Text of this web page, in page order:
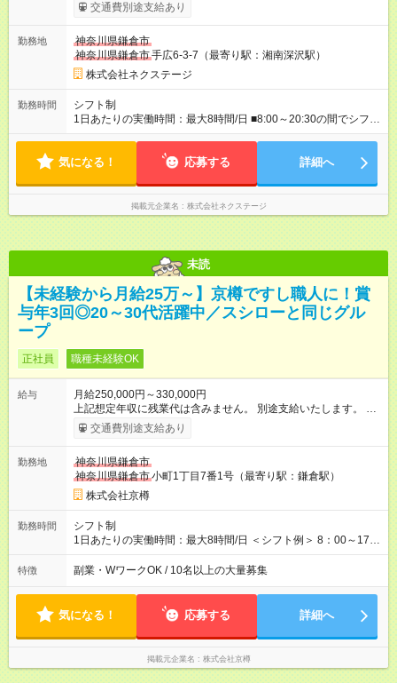
※スキル・能力等を考慮の上決定します。 ＼★ご希望の働き方
ーバル型（全国転勤あり） 月収32万円～64万4，000円 ※グロ
ーバル手当4万1，000円／月を含みます。 ■中域型（エリア内勤
務：県を跨ぐ転勤あり・転居は応相談） 月収29万円～60万7，
000円 ■地域限定型（転居を伴う転勤なし：通勤可能な範囲の
み） 月収270万～58万3，000円 【 昇給・賞与 】 ■昇給：年1
回 ■賞与：通常賞与/年4回＋チーム賞与/年2回（☆あなたの活躍
期間の長さ：3ヶ月 雇用形態、給与は本採用時と同じです。
交通費別途支給あり
勤務地
神奈川県鎌倉市
神奈川県鎌倉市手広6-3-7（最寄り駅：湘南深沢駅）
株式会社ネクステージ
勤務時間
シフト制
1日あたりの実働時間：最大8時間/日 ■8:00～20:30の間でシフト
制（実働8h／休憩60分） ※9:30～18:30（メイン時間帯）を軸
業が少なめなので、仕事終わりの趣味や家族と過ごす時間もた
気になる！ 応募する 詳細へ
掲載元企業名 株式会社ネクステージ
未読
【未経験から月給25万～】京樽ですし職人に！賞
与年3回◎20～30代活躍中／スシローと同じグル
ープ
正社員 職種未経験OK
給与
月給250,000円～330,000円
上記想定年収に残業代は含みません。 別途支給いたします。 各
種手当＋原則賞与年3回 ＜その他月収例＞ 560.8万円／（店長、
33万円+諸手当+賞与3回） 447.9万円／（副店長、27万円+諸手
です。 条件に変更はありません。 【試用期間】試用期間あり
試用期間の長さ：3ヶ月 雇用形態、給与は本採用時と同じです。
交通費別途支給あり
勤務地
神奈川県鎌倉市
神奈川県鎌倉市小町1丁目7番1号（最寄り駅：鎌倉駅）
株式会社京樽
勤務時間
シフト制
1日あたりの実働時間：最大8時間/日 ＜シフト例＞ 8：00～17：
00 9：00～18：00 14：00～23：00 ※中には10時営業開始の店
舗や、20時に営業終了の店舗もあります。店舗により異なりま
給いたします。
特徴 副業・WワークOK / 10名以上の大量募集
気になる！ 応募する 詳細へ
掲載元企業名 株式会社京樽